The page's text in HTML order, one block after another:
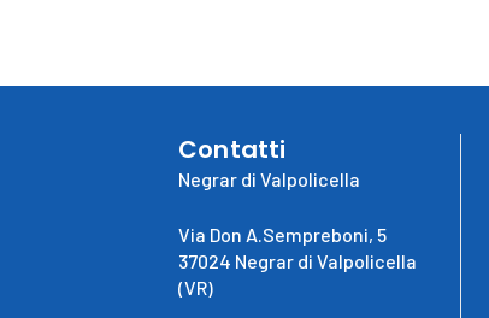
Contatti
Negrar di Valpolicella
Via Don A.Sempreboni, 5
37024 Negrar di Valpolicella
(VR)